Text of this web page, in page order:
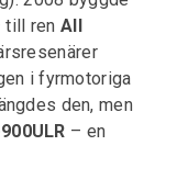
till ren All
i fyrmotoriga
den, men
– en